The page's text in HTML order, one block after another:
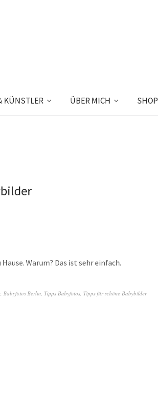
KÜNSTLER ÜBER MICH SHOP
Warum? Das ist sehr einfach.
, Babyfotos Berlin, Tipps Babyfotos, Tipps für schöne Babybilder